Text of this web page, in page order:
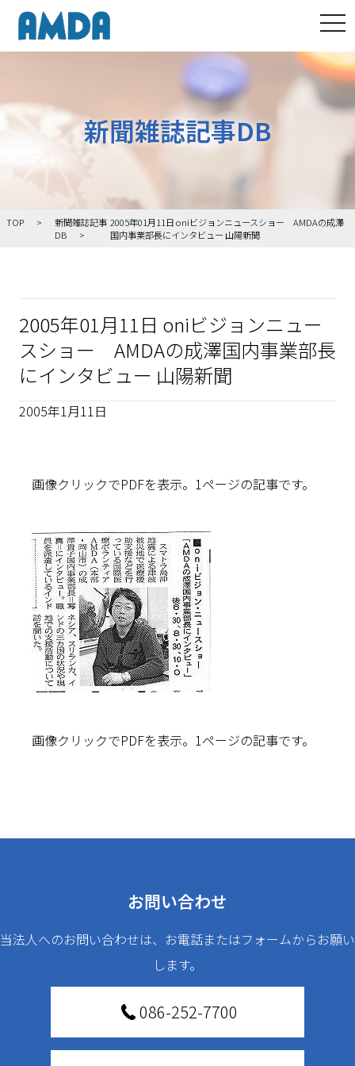
新聞雑誌記事DB
TOP
新聞雑誌記事
DB
2005年01月11日 oniビジョンニュースショー AMDAの成澤
国内事業部長にインタビュー 山陽新聞
2005年01月11日 oniビジョンニュー
スショー AMDAの成澤国内事業部長
にインタビュー 山陽新聞
2005年1月11日
画像クリックでPDFを表示。1ページの記事です。
画像クリックでPDFを表示。1ページの記事です。
お問い合わせ
当法人へのお問い合わせは、お電話またはフォームからお願い
します。
086-252-7700